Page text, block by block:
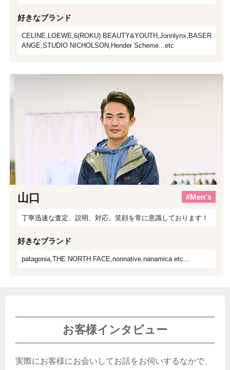
好きなブランド
CELINE,LOEWE,6(ROKU) BEAUTY&YOUTH,Jonnlynx,BASER
ANGE,STUDIO NICHOLSON,Hender Scheme...etc
山口 #Men's
丁寧迅速な査定、説明、対応、笑顔を常に意識しております！
好きなブランド
patagonia,THE NORTH FACE,nonnative,nanamica etc...
お客様インタビュー
実際にお客様にお会いしてお話をお伺いするなかで、